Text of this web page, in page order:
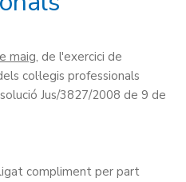
maig, de l'exercici de
col·legis professionals
Jus/3827/2008 de 9 de
compliment per part